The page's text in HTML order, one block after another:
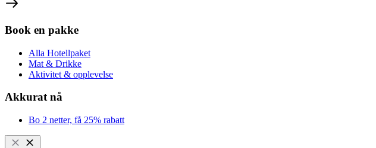
Book en pakke
Alla Hotellpaket
Mat & Drikke
Aktivitet & opplevelse
Akkurat nå
Bo 2 netter, få 25% rabatt